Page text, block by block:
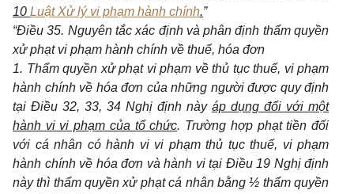
10 Luật Xử lý vi phạm hành chính.”
“Điều 35. Nguyên tắc xác định và phân định thẩm quyền
xử phạt vi phạm hành chính về thuế, hóa đơn
1. Thẩm quyền xử phạt vi phạm về thủ tục thuế, vi phạm
hành chính về hóa đơn của những người được quy định
tại Điều 32, 33, 34 Nghị định này áp dụng đối với một
hành vi vi phạm của tổ chức. Trường hợp phạt tiền đối
với cá nhân có hành vi vi phạm thủ tục thuế, vi phạm
hành chính về hóa đơn và hành vi tại Điều 19 Nghị định
nàythì thẩm quyền xử phạt cá nhân bằng ½ thẩm quyền